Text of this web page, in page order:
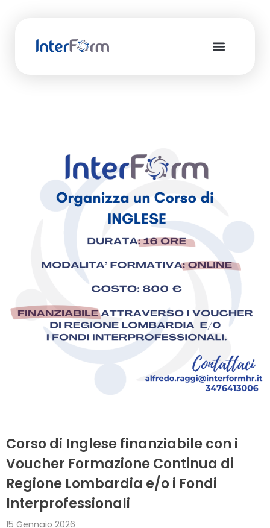
Corso di Inglese finanziabile con i
Voucher Formazione Continua di
Regione Lombardia e/o i Fondi
Interprofessionali
15 Gennaio 2026